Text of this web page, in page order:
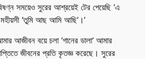
সময়েও সুরের আশ্রয়েই টের পেয়েছি ‘এ
‘তুমি আছ আমি আছি’।’
আজীবন বয়ে চলা ‘গানের ডালা’ আমার
জীবনের প্রতি কৃতজ্ঞ করেছে। সুরের